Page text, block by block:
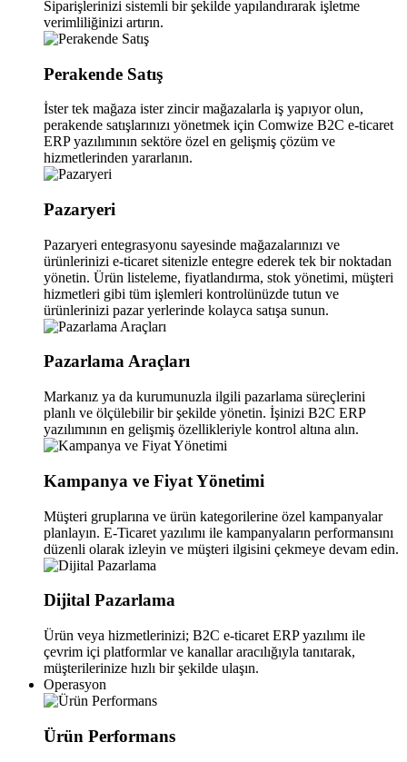
Siparişlerinizi sistemli bir şekilde yapılandırarak işletme
verimliliğinizi artırın.
Perakende Satış
İster tek mağaza ister zincir mağazalarla iş yapıyor olun,
perakende satışlarınızı yönetmek için Comwize B2C e-ticaret
ERP yazılımının sektöre özel en gelişmiş çözüm ve
hizmetlerinden yararlanın.
Pazaryeri
Pazaryeri entegrasyonu sayesinde mağazalarınızı ve
ürünlerinizi e-ticaret sitenizle entegre ederek tek bir noktadan
yönetin. Ürün listeleme, fiyatlandırma, stok yönetimi, müşteri
hizmetleri gibi tüm işlemleri kontrolünüzde tutun ve
ürünlerinizi pazar yerlerinde kolayca satışa sunun.
Pazarlama Araçları
Markanız ya da kurumunuzla ilgili pazarlama süreçlerini
planlı ve ölçülebilir bir şekilde yönetin. İşinizi B2C ERP
yazılımının en gelişmiş özellikleriyle kontrol altına alın.
Kampanya ve Fiyat Yönetimi
Müşteri gruplarına ve ürün kategorilerine özel kampanyalar
planlayın. E-Ticaret yazılımı ile kampanyaların performansını
düzenli olarak izleyin ve müşteri ilgisini çekmeye devam edin.
Dijital Pazarlama
Ürün veya hizmetlerinizi; B2C e-ticaret ERP yazılımı ile
çevrim içi platformlar ve kanallar aracılığıyla tanıtarak,
müşterilerinize hızlı bir şekilde ulaşın.
Operasyon
Ürün Performans